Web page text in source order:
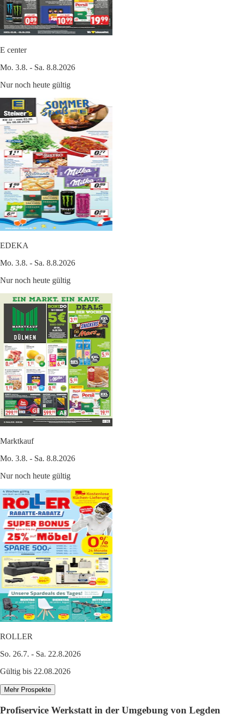
E center
Mo. 3.8. - Sa. 8.8.2026
Nur noch heute gültig
EDEKA
Mo. 3.8. - Sa. 8.8.2026
Nur noch heute gültig
Marktkauf
Mo. 3.8. - Sa. 8.8.2026
Nur noch heute gültig
ROLLER
So. 26.7. - Sa. 22.8.2026
Gültig bis 22.08.2026
Mehr Prospekte
Profiservice Werkstatt in der Umgebung von Legden